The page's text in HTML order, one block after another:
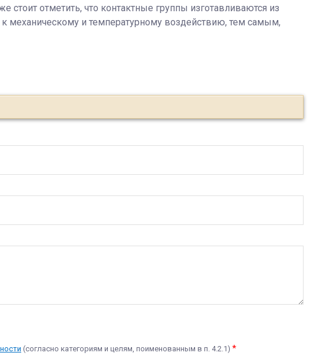
отметить, что контактные группы изготавливаются из
механическому и температурному воздействию, тем самым,
(согласно категориям и целям, поименованным в п. 4.2.1) *